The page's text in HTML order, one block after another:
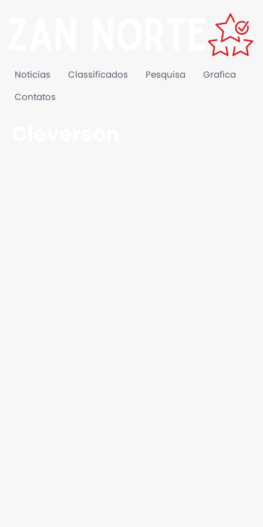
Noticias Classificados Pesquisa Grafica
Contatos